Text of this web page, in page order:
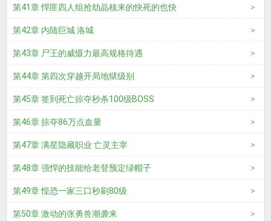
第41章 悍匪四人组抢劫晶核来的快死的也快
第42章 内陆巨城 洛城
第43章 尸王的威慑力最高规格待遇
第44章 第四次穿越开局地狱级别
第45章 签到死亡掠夺秒杀100级BOSS
第46章 掠夺86万点血量
第47章 满星隐藏职业 亡灵主宰
第48章 强悍的技能给老登预定绿帽子
第49章 惶恐一家三口秒刷80级
第50章 激动的张勇兽潮袭来